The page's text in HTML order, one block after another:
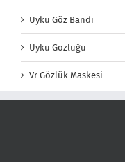
Uyku Göz Bandı
Uyku Gözlüğü
Vr Gözlük Maskesi